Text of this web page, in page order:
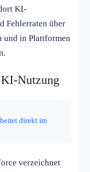
KI-
Fehlerraten über
und in Plattformen
Nutzung
direkt im
verzeichnet